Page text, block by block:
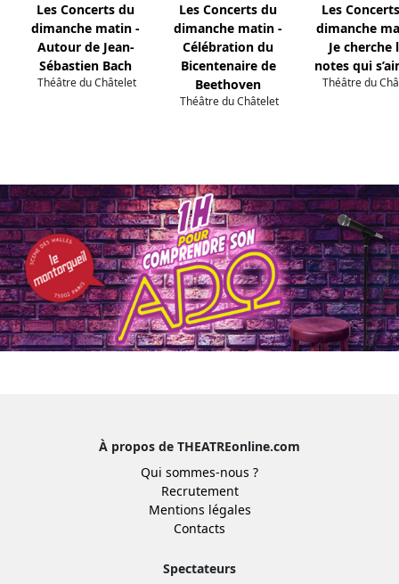
Les Concerts du
dimanche matin -
Autour de Jean-
Sébastien Bach
Théâtre du Châtelet
Les Concerts du
dimanche matin -
Célébration du
Bicentenaire de
Beethoven
Théâtre du Châtelet
Les
dimanche
Je cherche
notes qui
Théâtre du
À propos de THEATREonline.com
Qui sommes-nous ?
Recrutement
Mentions légales
Contacts
Spectateurs